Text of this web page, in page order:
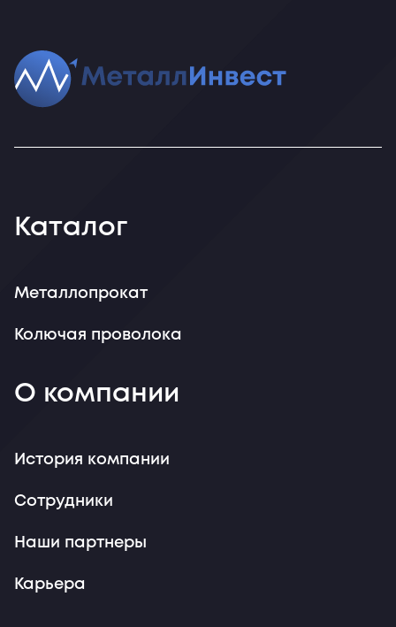
Каталог
Металлопрокат
Колючая проволока
О компании
История компании
Сотрудники
Наши партнеры
Карьера